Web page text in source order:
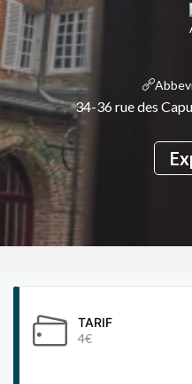
34-36 rue des
TARIF
4€